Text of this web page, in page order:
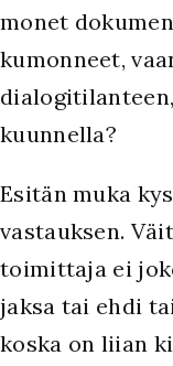
monet
kumonneet,
kuunnella?
Esitän muka
vastauksen.
toimittaja ei
jaksa tai ehdi
koska on liian